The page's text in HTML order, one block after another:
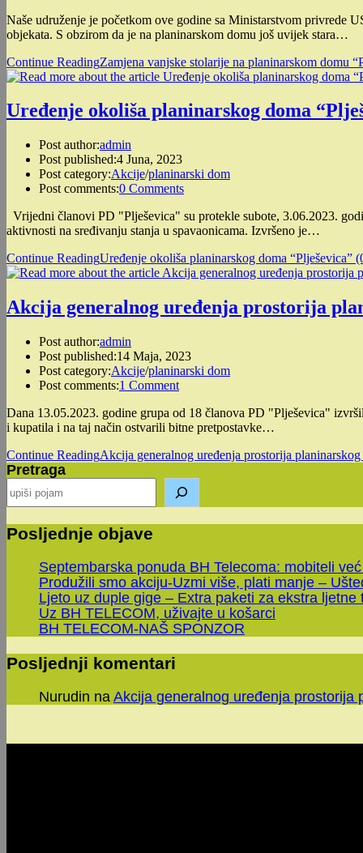
Naše udruženje je početkom ove godine sa Ministarstvom privrede
objekata. S obzirom da je na planinarskom domu još uvijek stara…
Continue ReadingZamjena vanjske stolarije na planinarskom domu
Uređenje okoliša planinarskog doma
Post author:admin
Post published:4 Juna, 2023
Post category:Akcije/planinarski dom
Post comments:0 Comments
Vrijedni članovi PD "Plješevica" su protekle subote, 3.06.2023.
aktivnosti na sređivanju stanja u spavaonicama. Izvršeno je…
Continue ReadingUređenje okoliša planinarskog doma “Plješevica”
Akcija generalnog uređenja prostorija
Post author:admin
Post published:14 Maja, 2023
Post category:Akcije/planinarski dom
Post comments:1 Comment
Dana 13.05.2023. godine grupa od 18 članova PD "Plješevica"
i kupatila i na taj način ostvarili bitne pretpostavke…
Continue ReadingAkcija generalnog uređenja prostorija
Pretraga
Posljednje objave
Septembarska ponuda BH Telecoma: mobiteli
Produžili smo akciju-Uzmi više, plati manje –
Ljeto uz duple gige – Extra paketi za ekstra ljetne
Uz BH TELECOM, uživajte u košarci
BH TELECOM-NAŠ SPONZOR
Posljednji komentari
Nurudin na Akcija generalnog uređenja prostorija